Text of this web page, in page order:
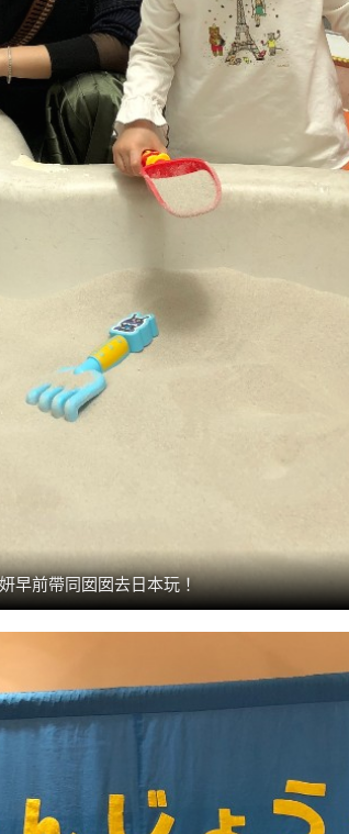
早前帶同囡囡去日本玩！